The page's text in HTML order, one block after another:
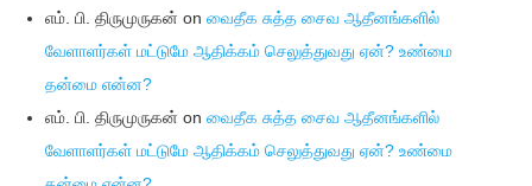
எம். பி. திருமுருகன் onவைதீக சுத்த சைவ ஆதீனங்களில்
வேளாளர்கள் மட்டுமே ஆதிக்கம் செலுத்துவது ஏன்? உண்மை
தன்மை என்ன?
எம். பி. திருமுருகன் onவைதீக சுத்த சைவ ஆதீனங்களில்
வேளாளர்கள் மட்டுமே ஆதிக்கம் செலுத்துவது ஏன்? உண்மை